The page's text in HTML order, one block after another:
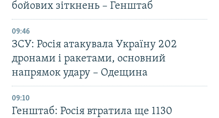
бойових зіткнень – Генштаб
09:46
ЗСУ: Росія атакувала Україну 202
дронами і ракетами, основний
напрямок удару – Одещина
09:10
Генштаб: Росія втратила ще 1130